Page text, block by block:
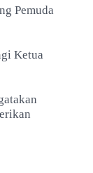
Pemuda
Ketua